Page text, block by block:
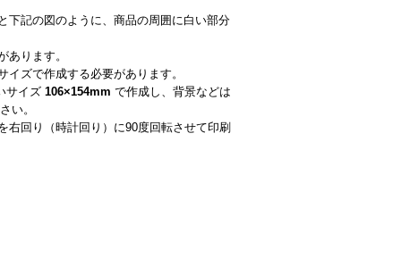
下記の図のように、商品の周囲に白い部分
あります。
ズで作成する必要があります。
サイズ 106×154mm で作成し、背景などは
い。
回り（時計回り）に90度回転させて印刷